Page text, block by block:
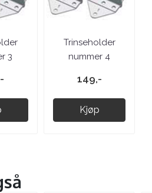
3
Trinseholder
nummer 4
149,-
Kjøp